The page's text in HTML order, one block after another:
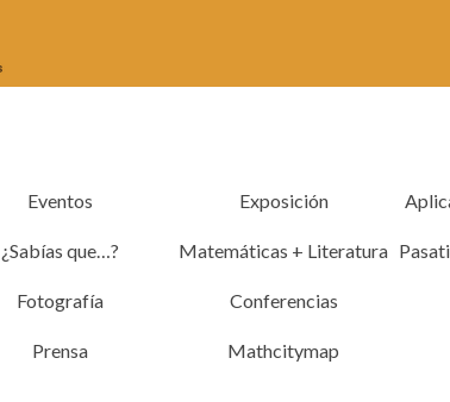
Eventos Exposición
¿Sabías que…? Matemáticas + Literatura
Fotografía Conferencias
Prensa Mathcitymap